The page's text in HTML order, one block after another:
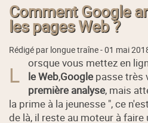
Comment Google
les pages Web ?
Rédigé par longue traîne -01 mai
L orsque vous mettez en
le Web,Google passe très
première analyse, mais
la prime à la jeunesse ", ce
de là, il reste au moteur à faire